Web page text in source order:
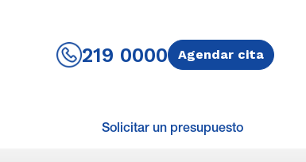
219 0000 Agendar cita
Solicitar un presupuesto